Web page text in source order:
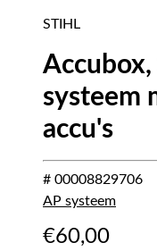
STIHL
Accubox,
systeem
accu's
# 00008829706
AP systeem
€60,00